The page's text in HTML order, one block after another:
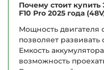
Почему стоит
F10 Pro 2025 года
Мощность двигателя
позволяет развивать
Емкость
возможность